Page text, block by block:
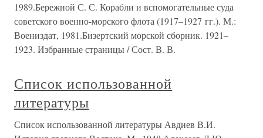
1989.Бережной С. С. Корабли и вспомогательные суда
советского военно-морского флота (1917–1927 гг.). М.:
Воениздат, 1981.Бизертский морской сборник. 1921–
1923. Избранные страницы / Сост. В. В.
Список использованной
литературы
Список использованной литературы Авдиев В.И.